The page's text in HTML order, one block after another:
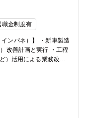
職金制度有
】 ・新車製造